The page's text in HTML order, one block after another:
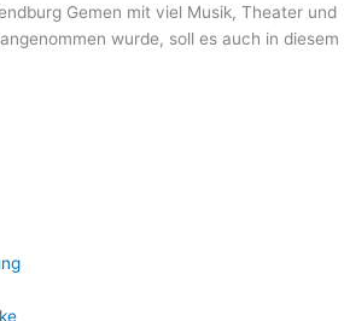
Gemen mit viel Musik, Theater und
wurde, soll es auch in diesem